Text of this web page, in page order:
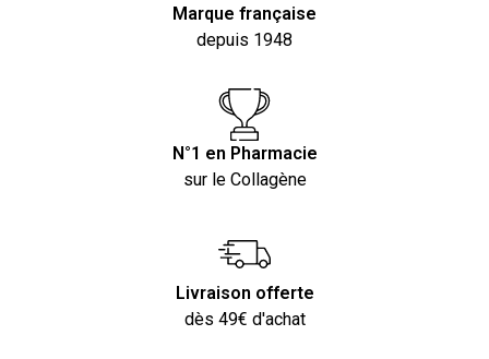
Marque française
depuis 1948
N°1 en Pharmacie
sur le Collagène
Livraison offerte
dès 49€ d'achat